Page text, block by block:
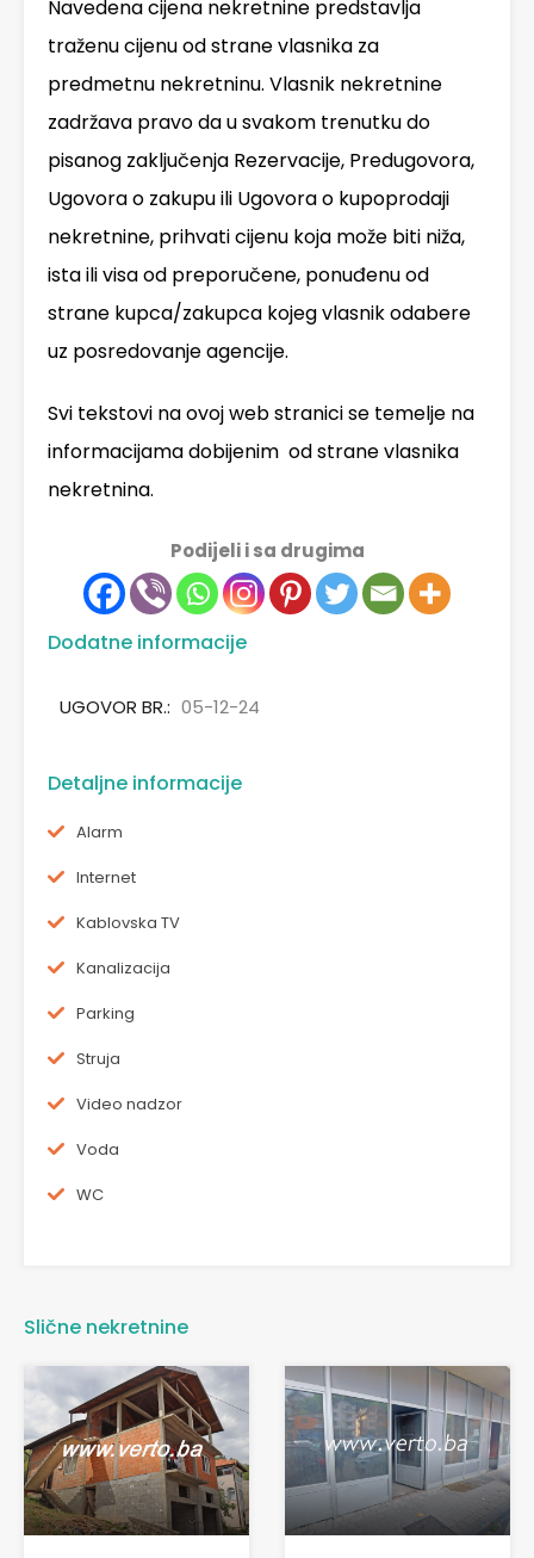
Navedena cijena nekretnine predstavlja
traženu cijenu od strane vlasnika za
predmetnu nekretninu. Vlasnik nekretnine
zadržava pravo da u svakom trenutku do
pisanog zaključenja Rezervacije, Predugovora,
Ugovora o zakupu ili Ugovora o kupoprodaji
nekretnine, prihvati cijenu koja može biti niža,
ista ili visa od preporučene, ponuđenu od
strane kupca/zakupca kojeg vlasnik odabere
uz posredovanje agencije.
Svi tekstovi na ovoj web stranici se temelje na
informacijama dobijenim od strane vlasnika
nekretnina.
Podijeli i sa drugima
Dodatne informacije
UGOVOR BR.: 05-12-24
Detaljne informacije
Alarm
Internet
Kablovska TV
Kanalizacija
Parking
Struja
Video nadzor
Voda
WC
Slične nekretnine